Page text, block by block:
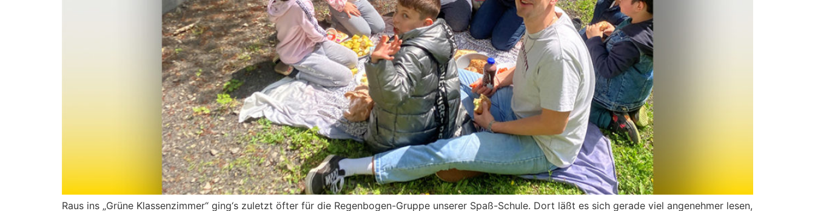
Raus ins „Grüne Klassenzimmer“ ging‘s zuletzt öfter für die Regenbogen-Gruppe unserer Spaß-Schule. Dort läßt es sich gerade viel angenehmer lesen,